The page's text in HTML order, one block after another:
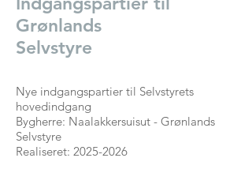
Grønlands
Selvstyre
Nye indgangspartier til Selvstyrets
hovedindgang
Bygherre: Naalakkersuisut - Grønlands
Selvstyre
Realiseret: 2025-2026